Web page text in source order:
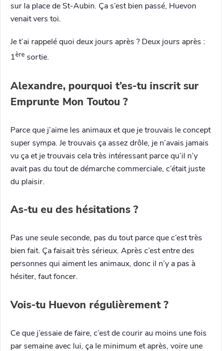
sur la place de St-Aubin. Ça s’est bien passé, Huevon
venait vers toi.
Je t’ai rappelé quoi deux jours après ? Deux jours après :
1ère sortie.
Alexandre, pourquoi t’es-tu inscrit sur
Emprunte Mon Toutou ?
Parce que j’aime les animaux et que je trouvais le concept
super sympa. Je trouvais ça assez drôle, je n’avais jamais
vu ça et je trouvais cela très intéressant parce qu’il n’y
avait pas du tout de démarche commerciale, c’était juste
du plaisir.
As-tu eu des hésitations ?
Pas une seule seconde, pas du tout parce que c’est très
bien fait. Ça faisait très sérieux. Après c’est entre des
personnes qui aiment les animaux, donc il n’y a pas à
hésiter, faut foncer.
Vois-tu Huevon régulièrement ?
Ce que j’essaie de faire, c’est de courir au moins une fois
par semaine avec lui, ça le minimum et après, voire une